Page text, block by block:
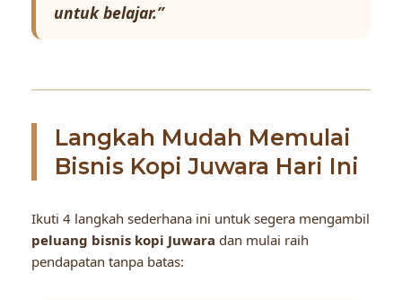
untuk belajar.”
Langkah Mudah Memulai
Bisnis Kopi Juwara Hari Ini
Ikuti 4 langkah sederhana ini untuk segera mengambil
peluang bisnis kopi Juwara dan mulai raih
pendapatan tanpa batas: